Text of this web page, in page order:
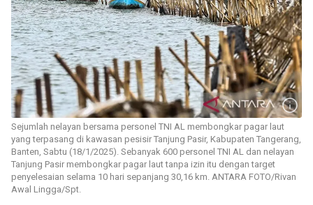
Sejumlah nelayan bersama personel TNI AL membongkar pagar laut
yang terpasang di kawasan pesisir Tanjung Pasir, Kabupaten Tangerang,
Banten, Sabtu (18/1/2025). Sebanyak 600 personel TNI AL dan nelayan
Tanjung Pasir membongkar pagar laut tanpa izin itu dengan target
penyelesaian selama 10 hari sepanjang 30,16 km. ANTARA FOTO/Rivan
Awal Lingga/Spt.